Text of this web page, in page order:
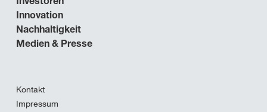
Innovation
Nachhaltigkeit
Medien & Presse
Kontakt
Impressum